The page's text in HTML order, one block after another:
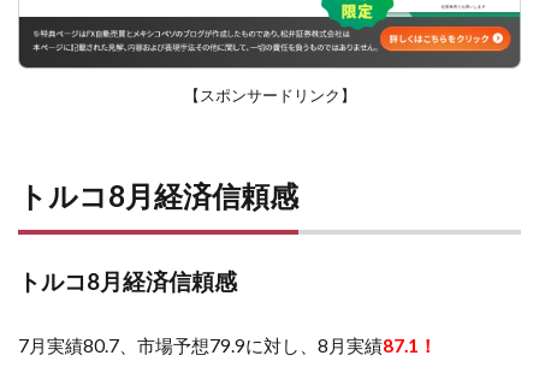
【スポンサードリンク】
トルコ8月経済信頼感
トルコ8月経済信頼感
7月実績80.7、市場予想79.9に対し、8月実績87.1！